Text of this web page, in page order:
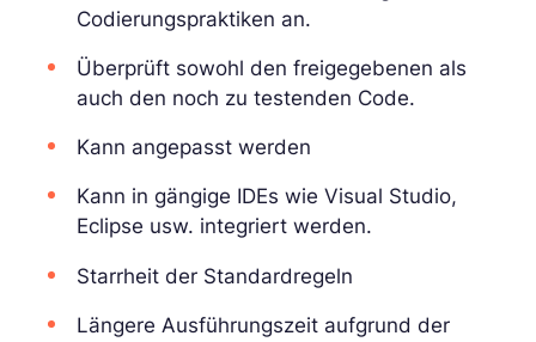
Codierungspraktiken an.
Überprüft sowohl den freigegebenen als
auch den noch zu testenden Code.
Kann angepasst werden
Kann in gängige IDEs wie Visual Studio,
Eclipse usw. integriert werden.
Starrheit der Standardregeln
Längere Ausführungszeit aufgrund der